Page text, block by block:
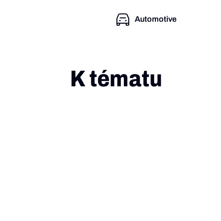
Automotive
K tématu